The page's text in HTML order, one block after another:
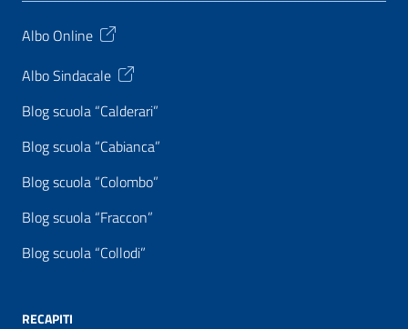
Albo Online
Albo Sindacale
Blog scuola “Calderari”
Blog scuola “Cabianca”
Blog scuola “Colombo”
Blog scuola “Fraccon”
Blog scuola “Collodi”
RECAPITI